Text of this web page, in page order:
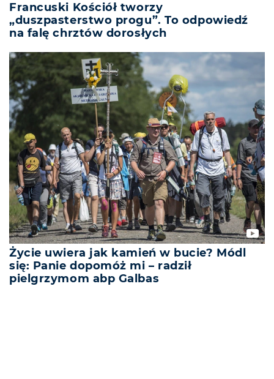
Francuski Kościół tworzy
„duszpasterstwo progu”. To odpowiedź
na falę chrztów dorosłych
Życie uwiera jak kamień w bucie? Módl
się: Panie dopomóż mi – radził
pielgrzymom abp Galbas